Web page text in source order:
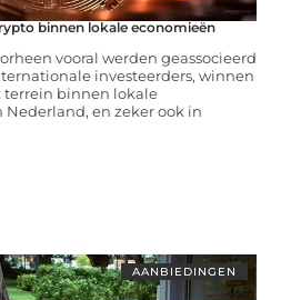
binnen lokale economieën
vooral werden geassocieerd
investeerders, winnen
terrein binnen lokale
en zeker ook in
AANBIEDINGEN